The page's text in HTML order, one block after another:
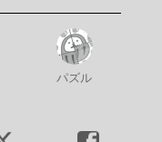
パズル